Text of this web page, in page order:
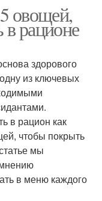
овощей,
рационе
здорового
из ключевых
в рацион как
чтобы покрыть
мы
в меню каждого